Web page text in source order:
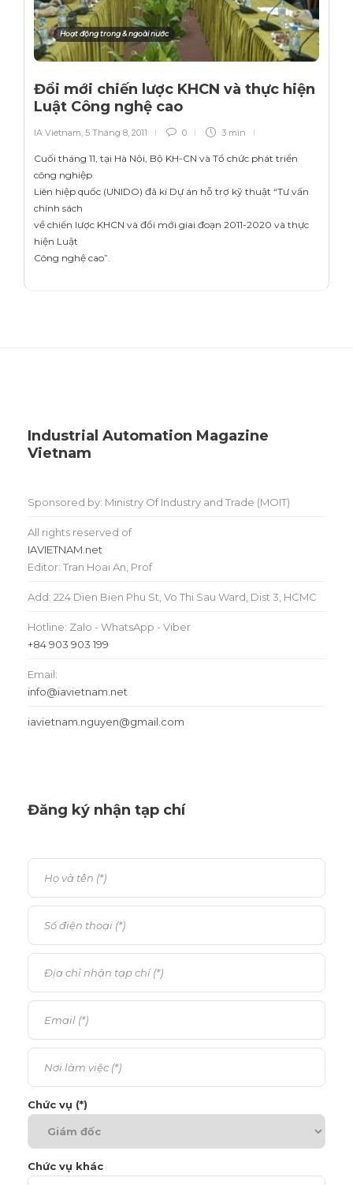
Hoạt động trong & ngoài nước
Đổi mới chiến lược KHCN và thực hiện
Luật Công nghệ cao
IA Vietnam, 5 Tháng 8, 2011 0 3 min
Cuối tháng 11, tại Hà Nội, Bộ KH-CN và Tổ chức phát triển
công nghiệp
Liên hiệp quốc (UNIDO) đã kí Dự án hỗ trợ kỹ thuật “Tư vấn
chính sách
về chiến lược KHCN và đổi mới giai đoạn 2011-2020 và thực
hiện Luật
Công nghệ cao”.
Industrial Automation Magazine
Vietnam
Sponsored by: Ministry Of Industry and Trade (MOIT)
All rights reserved of
IAVIETNAM.net
Editor: Tran Hoai An, Prof
Add: 224 Dien Bien Phu St, Vo Thi Sau Ward, Dist 3, HCMC
Hotline: Zalo - WhatsApp - Viber
+84 903 903 199
Email:
info@iavietnam.net
iavietnam.nguyen@gmail.com
Đăng ký nhận tạp chí
Chức vụ (*)
Chức vụ khác